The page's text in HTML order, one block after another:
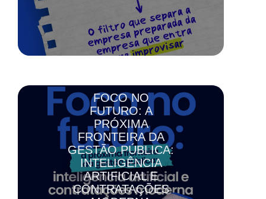
FOCO NO
FUTURO: A
PRÓXIMA
FRONTEIRA DA
GESTÃO PÚBLICA:
INTELIGÊNCIA
ARTIFICIAL E
CONTRATAÇÕES